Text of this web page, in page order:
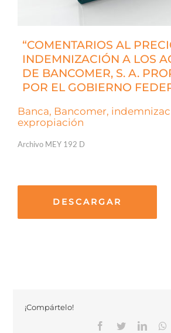
“COMENTARIOS AL
INDEMNIZACIÓN A LOS
DE BANCOMER, S. A.
POR EL GOBIERNO
Banca, Bancomer,
expropiación
Archivo MEY 192 D
DESCARGAR
¡Compártelo!
Facebook
Twitter